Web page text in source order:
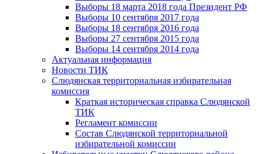
Выборы 18 марта 2018 года Президент РФ
Выборы 10 сентября 2017 года
Выборы 18 сентября 2016 года
Выборы 27 сентября 2015 года
Выборы 14 сентября 2014 года
Актуальная информация
Новости ТИК
Слюдянская территориальная избирательная
комиссия
Краткая историческая справка Слюдянской
ТИК
Регламент комиссии
Состав Слюдянской территориальной
избирательной комиссии